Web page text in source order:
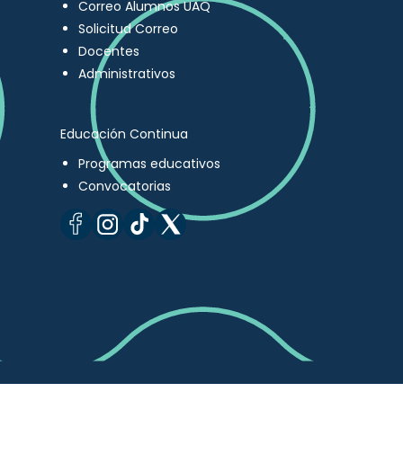
Correo Alumnos UAQ
Solicitud Correo
Docentes
Administrativos
Educación Continua
Programas educativos
Convocatorias